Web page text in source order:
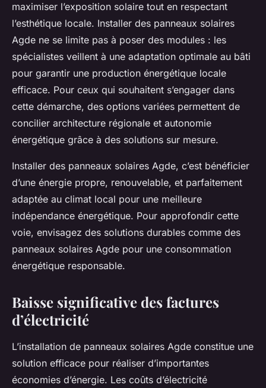
maximiser l’exposition solaire tout en respectant
l’esthétique locale. Installer des panneaux solaires
Agde ne se limite pas à poser des modules : les
spécialistes veillent à une adaptation optimale au bâti
pour garantir une production énergétique locale
efficace. Pour ceux qui souhaitent s’engager dans
cette démarche, des options variées permettent de
concilier architecture régionale et autonomie
énergétique grâce à des solutions sur mesure.
Installer des panneaux solaires Agde, c’est bénéficier
d’une énergie propre, renouvelable, et parfaitement
adaptée au climat local pour une meilleure
indépendance énergétique. Pour approfondir cette
voie, envisagez des solutions durables comme des
panneaux solaires Agde pour une consommation
énergétique responsable.
Baisse significative des factures
d’électricité
L’installation de panneaux solaires Agde constitue une
solution efficace pour réaliser d’importantes
économies d’énergie. Les coûts d’électricité